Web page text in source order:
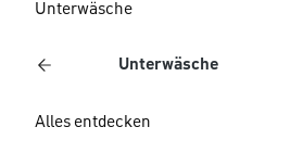
Unterwäsche
Unterwäsche
Alles entdecken